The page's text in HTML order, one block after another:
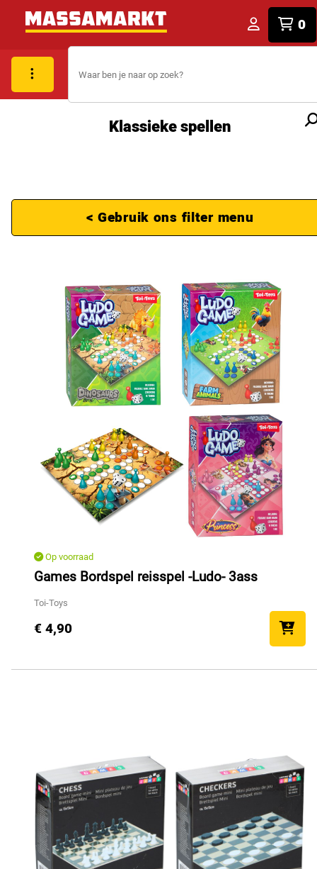
0
Klassieke spellen
< Gebruik ons filter menu
Op voorraad
Games Bordspel reisspel -Ludo- 3ass
Toi-Toys
€ 4,90